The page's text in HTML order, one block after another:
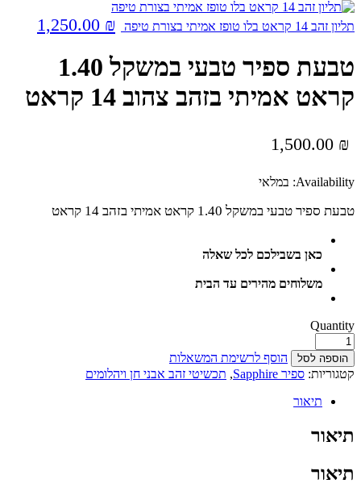
תליון זהב 14 קראט בלו טופז אמיתי בצורת טיפה 1,250.00 ₪
טבעת ספיר טבעי במשקל 1.40
קראט אמיתי בזהב צהוב 14 קראט
1,500.00 ₪
Availability: במלאי
טבעת ספיר טבעי במשקל 1.40 קראט אמיתי בזהב 14 קראט
כאן בשבילכם לכל שאלה
משלוחים מהירים עד הבית
Quantity
הוספה לסל
הוסף לרשימת המשאלות
קטגוריות: ספיר Sapphire , תכשיטי זהב אבני חן ויהלומים
תיאור
תיאור
תיאור